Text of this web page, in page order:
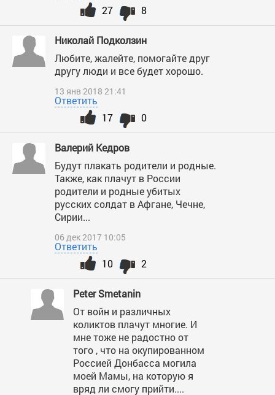
8
27
Николай Подколзин
Любите, жалейте, помогайте друг
другу люди и все будет хорошо.
13 янв 2018 21:41
Ответить
0
17
Валерий Кедров
Будут плакать родители и родные.
Также, как плачут в России
родители и родные убитых
русских солдат в Афгане, Чечне,
Сирии...
06 дек 2017 10:05
Ответить
2
10
Peter Smetanin
От войн и различных
коликтов плачут многие. И
мне тоже не радостно от
того , что на окупированном
Россией Донбасса могила
моей Мамы, на которую я
вряд ли смогу прийти....